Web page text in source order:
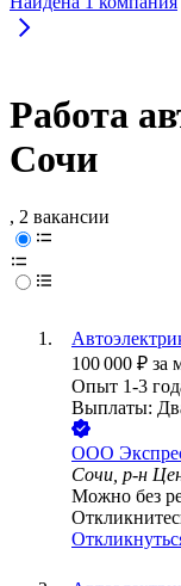
Работа
Сочи
, 2 вакансии
100 000 ₽ за
Опыт 1-3
Выплаты:
ООО
Сочи, р-н
Можно без